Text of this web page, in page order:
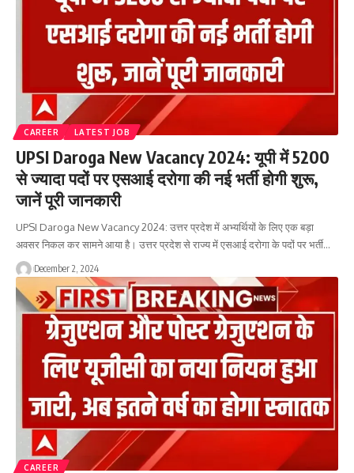
CAREER LATEST JOB
UPSI Daroga New Vacancy 2024: यूपी में 5200
से ज्यादा पदों पर एसआई दरोगा की नई भर्ती होगी शुरू,
जानें पूरी जानकारी
UPSI Daroga New Vacancy 2024: उत्तर प्रदेश में अभ्यर्थियों के लिए एक बड़ा
अवसर निकल कर सामने आया है। उत्तर प्रदेश से राज्य में एसआई दरोगा के पदों पर भर्ती…
December 2, 2024
CAREER